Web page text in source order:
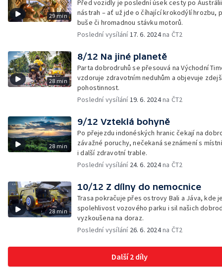
29 min
Před vozidly je poslední úsek cesty po
nástrah – ať už jde o číhající krokodýlí hrozbu,
buše či hromadnou stávku motorů.
Poslední vysílání17. 6. 2024na ČT2
28 min
8/12 Na jiné planetě
Parta dobrodruhů se přesouvá na Východní
vzdoruje zdravotním neduhům a objevuje
pohostinnost.
Poslední vysílání19. 6. 2024na ČT2
28 min
9/12 Vzteklá bohyně
Po přejezdu indonéských hranic čekají na
závažné poruchy, nečekaná seznámení s
i další zdravotní trable.
Poslední vysílání 24. 6. 2024na ČT2
28 min
10/12 Z dílny do nemocnice
Trasa pokračuje přes ostrovy Bali a Jáva, kde
spolehlivost vozového parku i sil našich
vyzkoušena na doraz.
Poslední vysílání 26. 6. 2024na ČT2
Další 2 díly